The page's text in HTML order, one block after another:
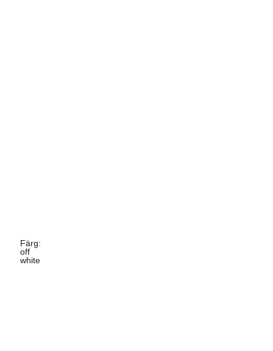
Färg:
off
white